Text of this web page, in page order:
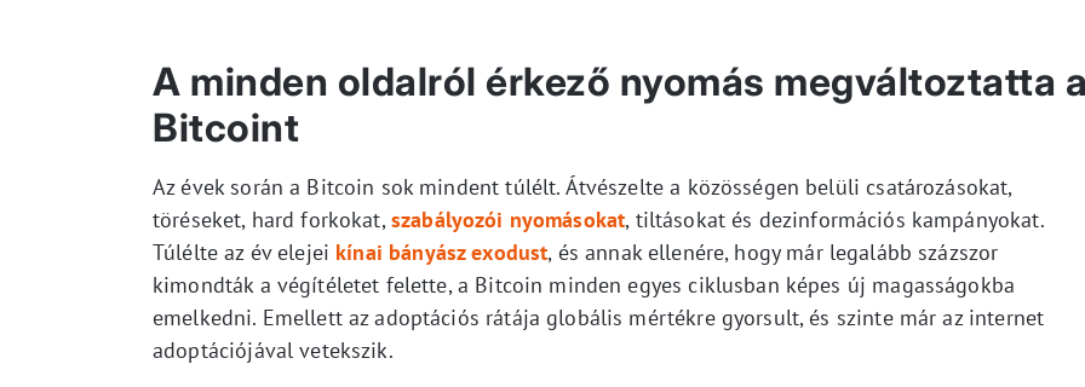
A minden oldalról érkező nyomás megváltoztatta
Bitcoint
Az évek során a Bitcoin sok mindent túlélt. Átvészelte a közösségen belüli csatározásokat,
töréseket, hard forkokat,szabályozói nyomásokat, tiltásokat és dezinformációs kampányokat.
Túlélte az év elejei kínai bányász exodust, és annak ellenére, hogy már legalább százszor
kimondták a végítéletet felette, a Bitcoin minden egyes ciklusban képes új magasságokba
emelkedni. Emellett az adoptációs rátája globális mértékre gyorsult, és szinte már az internet
adoptációjával vetekszik.